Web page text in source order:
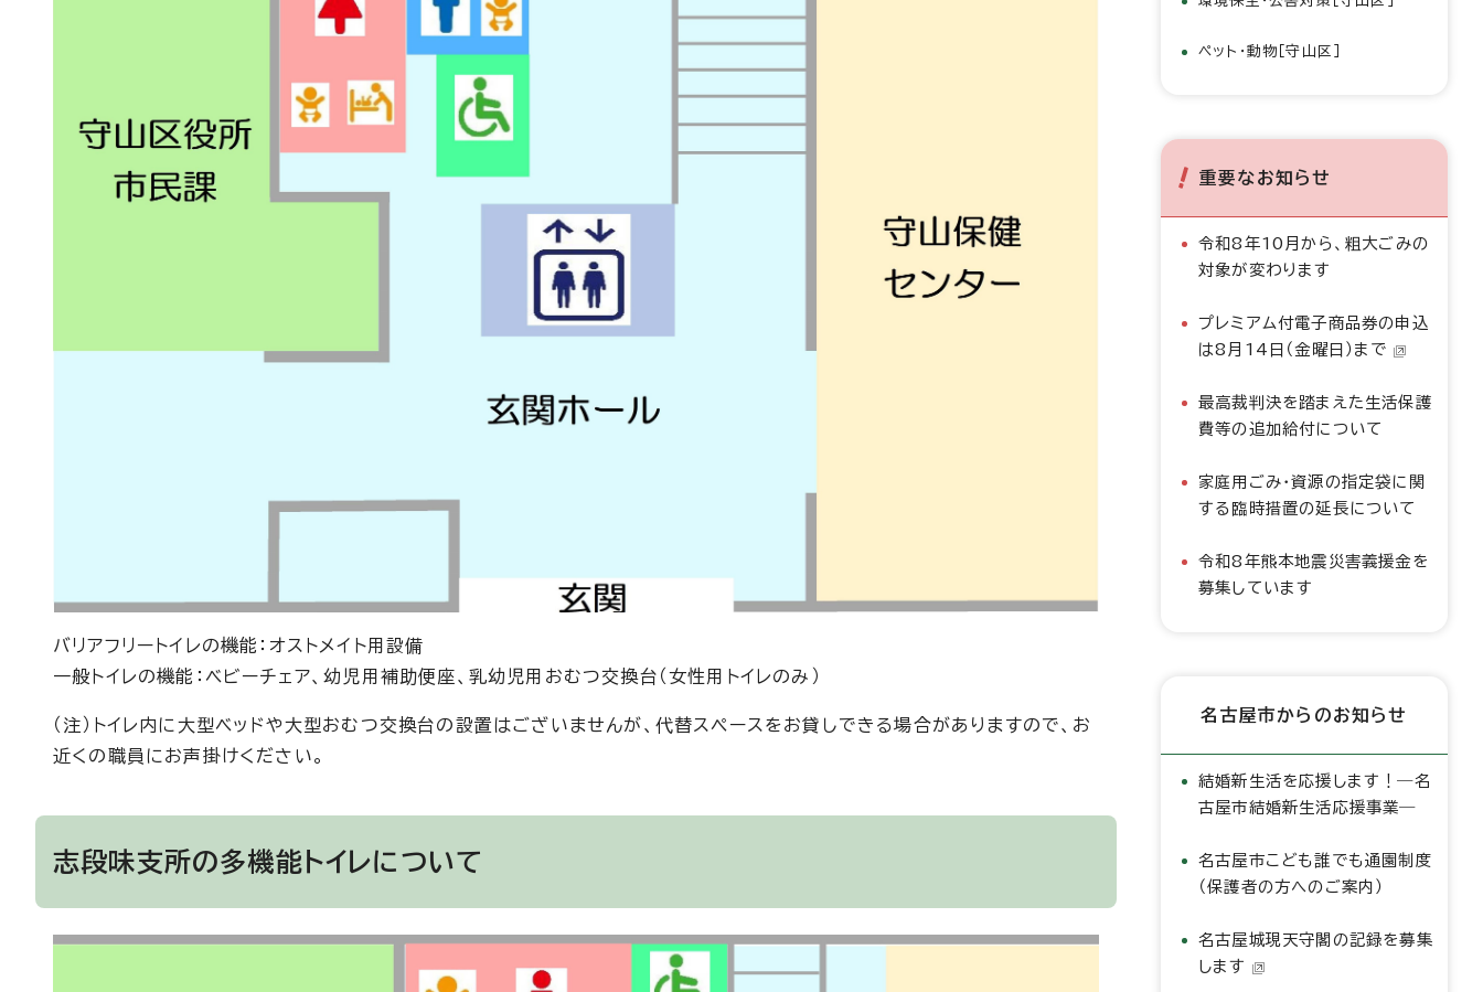
バリアフリートイレの機能：オストメイト用設備
一般トイレの機能：ベビーチェア、幼児用補助便座、乳幼児用おむつ交換台（女性用トイレのみ）
（注）トイレ内に大型ベッドや大型おむつ交換台の設置はございませんが、代替スペースをお貸しできる場合がありますので、お
近くの職員にお声掛けください。
志段味支所の多機能トイレについて
ペット・動物［守山区］
重要なお知らせ
令和8年10月から、粗大ごみの
対象が変わります
プレミアム付電子商品券の申込
は8月14日（金曜日）まで
最高裁判決を踏まえた生活保護
費等の追加給付について
家庭用ごみ・資源の指定袋に関
する臨時措置の延長について
令和8年熊本地震災害義援金を
募集しています
名古屋市からのお知らせ
結婚新生活を応援します！―名
古屋市結婚新生活応援事業―
名古屋市こども誰でも通園制度
（保護者の方へのご案内）
名古屋城現天守閣の記録を募集
します